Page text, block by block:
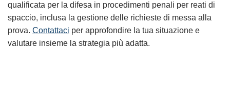
qualificata per la difesa in procedimenti penali per reati di
spaccio, inclusa la gestione delle richieste di messa alla
prova. Contattaci per approfondire la tua situazione e
valutare insieme la strategia più adatta.